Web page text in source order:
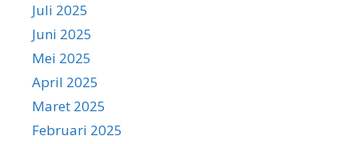
Juli 2025
Juni 2025
Mei 2025
April 2025
Maret 2025
Februari 2025